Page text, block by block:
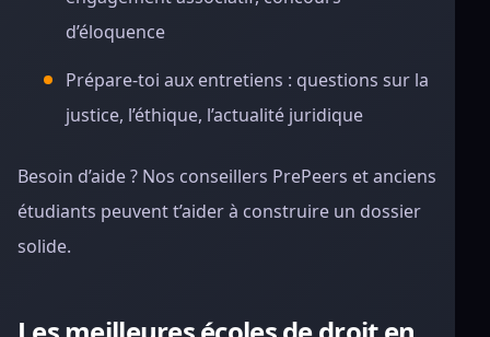
d’éloquence
Prépare-toi aux entretiens : questions sur la
justice, l’éthique, l’actualité juridique
Besoin d’aide ? Nos conseillers PrePeers et anciens
étudiants peuvent t’aider à construire un dossier
solide.